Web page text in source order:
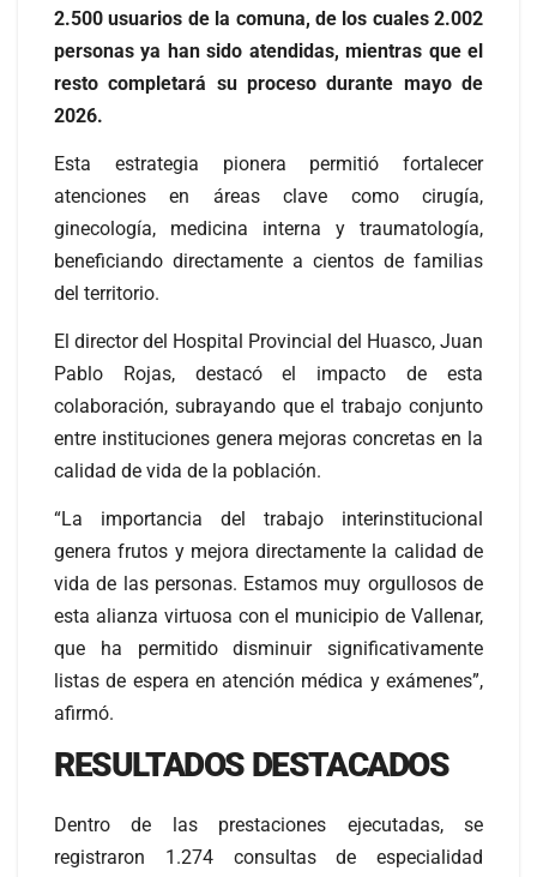
2.500 usuarios de la comuna, de los cuales 2.002
personas ya han sido atendidas, mientras que el
resto completará su proceso durante mayo de
2026.
Esta estrategia pionera permitió fortalecer
atenciones en áreas clave como cirugía,
ginecología, medicina interna y traumatología,
beneficiando directamente a cientos de familias
del territorio.
El director del Hospital Provincial del Huasco, Juan
Pablo Rojas, destacó el impacto de esta
colaboración, subrayando que el trabajo conjunto
entre instituciones genera mejoras concretas en la
calidad de vida de la población.
“La importancia del trabajo interinstitucional
genera frutos y mejora directamente la calidad de
vida de las personas. Estamos muy orgullosos de
esta alianza virtuosa con el municipio de Vallenar,
que ha permitido disminuir significativamente
listas de espera en atención médica y exámenes”,
afirmó.
RESULTADOS DESTACADOS
Dentro de las prestaciones ejecutadas, se
registraron 1.274 consultas de especialidad